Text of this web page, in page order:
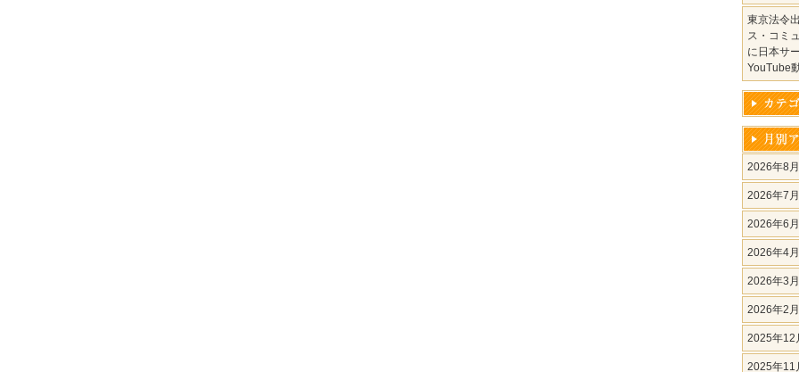
東京法令
ス・コミ
に日本サ
YouTube
2026年8月
2026年7月
2026年6月
2026年4月
2026年3月
2026年2月
2025年12
2025年11